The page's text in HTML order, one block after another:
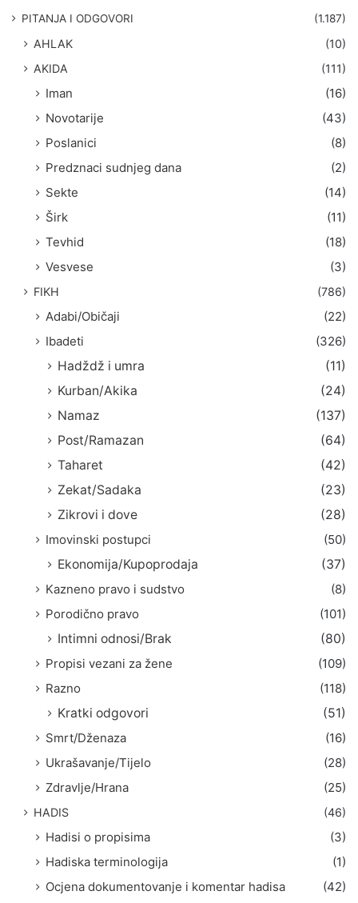
PITANJA I ODGOVORI (1.187)
AHLAK
(10)
AKIDA
(111)
Iman
(16)
Novotarije
(43)
Poslanici
(8)
Predznaci sudnjeg dana
(2)
Sekte
(14)
Širk
(11)
Tevhid
(18)
Vesvese
(3)
FIKH (786)
Adabi/Običaji
(22)
Ibadeti
(326)
Hadždž i umra
(11)
Kurban/Akika
(24)
Namaz
(137)
Post/Ramazan
(64)
Taharet
(42)
Zekat/Sadaka
(23)
Zikrovi i dove
(28)
Imovinski postupci
(50)
Ekonomija/Kupoprodaja
(37)
Kazneno pravo i sudstvo
(8)
Porodično pravo
(101)
Intimni odnosi/Brak
(80)
Propisi vezani za žene
(109)
Razno
(118)
Kratki odgovori
(51)
Smrt/Dženaza
(16)
Ukrašavanje/Tijelo
(28)
Zdravlje/Hrana
(25)
HADIS (46)
Hadisi o propisima
(3)
Hadiska terminologija
(1)
Ocjena dokumentovanje i komentar hadisa
(42)